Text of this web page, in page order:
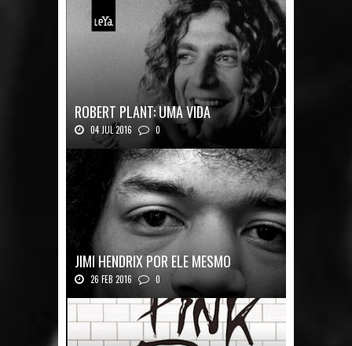
ROBERT PLANT: UMA VIDA
04 JUL 2016 0
Robert Plant, o vocalista do Led Zeppeli...
JIMI HENDRIX POR ELE MESMO
26 FEB 2016 0
Texto histórico expõe a mente do mestre J...